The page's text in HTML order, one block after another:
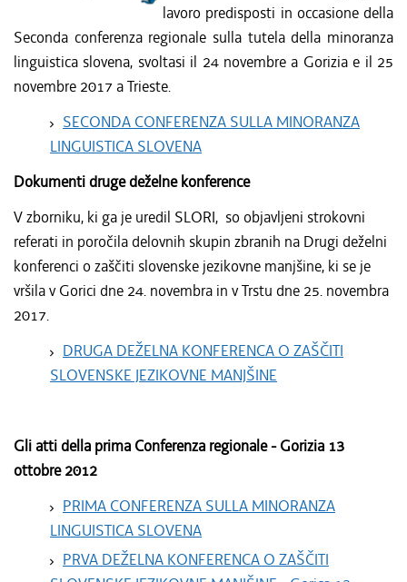
lavoro predisposti in occasione della
Seconda conferenza regionale sulla tutela della minoranza
linguistica slovena, svoltasi il 24 novembre a Gorizia e il 25
novembre 2017 a Trieste.
SECONDA CONFERENZA SULLA MINORANZA
LINGUISTICA SLOVENA
Dokumenti druge deželne konference
V zborniku, ki ga je uredil SLORI, so objavljeni strokovni
referati in poročila delovnih skupin zbranih na Drugi deželni
konferenci o zaščiti slovenske jezikovne manjšine, ki se je
vršila v Gorici dne 24. novembra in v Trstu dne 25. novembra
2017.
DRUGA DEŽELNA KONFERENCA O ZAŠČITI
SLOVENSKE JEZIKOVNE MANJŠINE
Gli atti della prima Conferenza regionale - Gorizia 13
ottobre 2012
PRIMA CONFERENZA SULLA MINORANZA
LINGUISTICA SLOVENA
PRVA DEŽELNA KONFERENCA O ZAŠČITI